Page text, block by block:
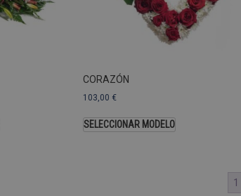
CORAZÓN
103,00 €
SELECCIONAR MODELO
1
Dominio